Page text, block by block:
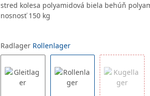
stred kolesa polyamidová biela behúň
nosnosť 150 kg
Radlager Rollenlager